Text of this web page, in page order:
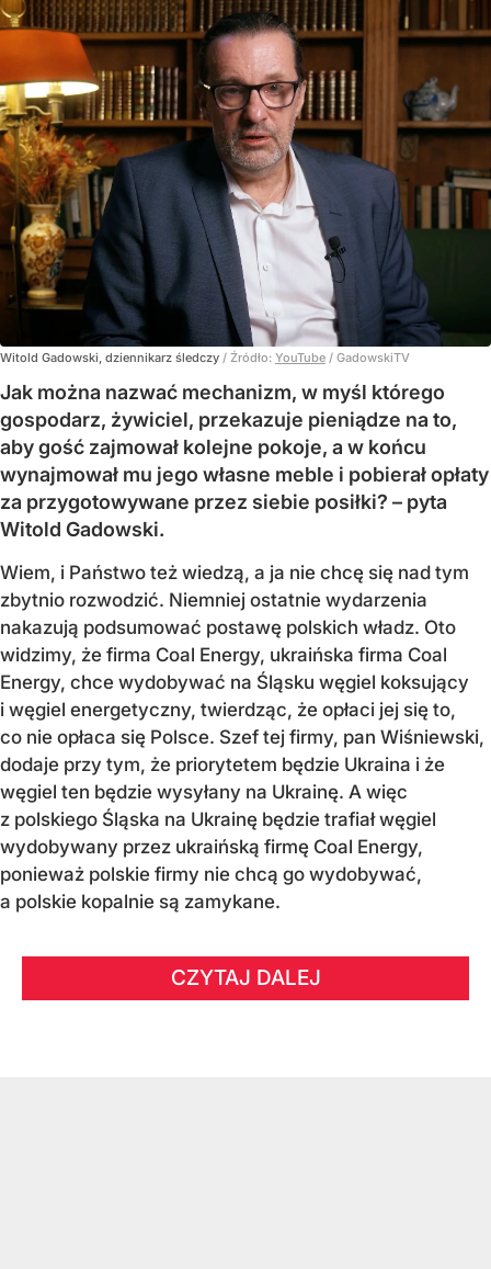
Witold Gadowski, dziennikarz śledczy / Źródło: YouTube / GadowskiTV
Jak można nazwać mechanizm, w myśl którego
gospodarz, żywiciel, przekazuje pieniądze na to,
aby gość zajmował kolejne pokoje, a w końcu
wynajmował mu jego własne meble i pobierał opłaty
za przygotowywane przez siebie posiłki? – pyta
Witold Gadowski.
Wiem, i Państwo też wiedzą, a ja nie chcę się nad tym
zbytnio rozwodzić. Niemniej ostatnie wydarzenia
nakazują podsumować postawę polskich władz. Oto
widzimy, że firma Coal Energy, ukraińska firma Coal
Energy, chce wydobywać na Śląsku węgiel koksujący
i węgiel energetyczny, twierdząc, że opłaci jej się to,
co nie opłaca się Polsce. Szef tej firmy, pan Wiśniewski,
dodaje przy tym, że priorytetem będzie Ukraina i że
węgiel ten będzie wysyłany na Ukrainę. A więc
z polskiego Śląska na Ukrainę będzie trafiał węgiel
wydobywany przez ukraińską firmę Coal Energy,
ponieważ polskie firmy nie chcą go wydobywać,
a polskie kopalnie są zamykane.
CZYTAJ DALEJ